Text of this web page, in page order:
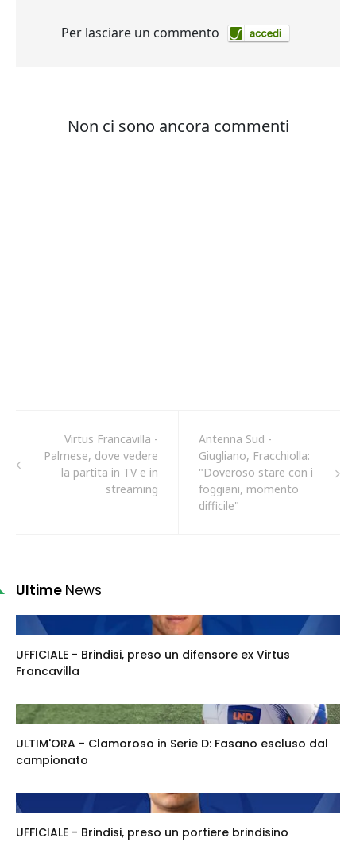
Virtus Francavilla -
Palmese, dove vedere
la partita in TV e in
streaming
Antenna Sud -
Giugliano, Fracchiolla:
"Doveroso stare con i
foggiani, momento
difficile"
Ultime News
UFFICIALE - Brindisi, preso un difensore ex Virtus
Francavilla
ULTIM'ORA - Clamoroso in Serie D: Fasano escluso dal
campionato
UFFICIALE - Brindisi, preso un portiere brindisino